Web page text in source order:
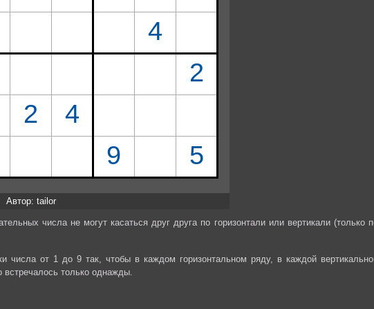
Автор: tailor
числа не могут касаться друг друга по горизонтали или вертикали (только
числа от 1 до 9 так, чтобы в каждом горизонтальном ряду, в каждой
встречалось только однажды.